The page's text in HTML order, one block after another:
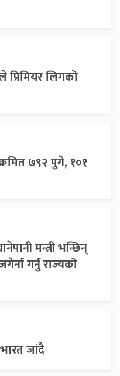
प्रिमियर लिगको
७९२ पुगे, १०१
मन्त्री भन्छिन्
गर्नु राज्यको
जांदै